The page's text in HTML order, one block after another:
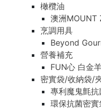
橄欖油
澳洲MOUNT
烹調用具
Beyond
營養補充
FUN心 白金
密實袋/收納袋/
專利魔鬼氈抗
環保抗菌密實